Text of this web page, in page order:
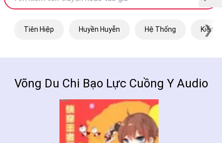
Tiên Hiệp Huyền Huyễn Hệ Thống Kiếm
❯
Võng Du Chi Bạo Lực Cuồng Y Audio